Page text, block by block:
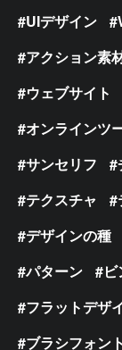
UIデザイン
アクション素
ウェブサイト
オンラインツ
サンセリフ
テクスチャ
デザインの種
パターン
フラットデザ
ブラシフォント